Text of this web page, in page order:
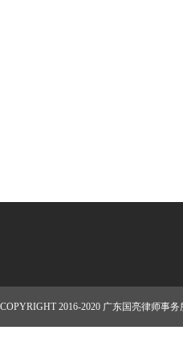
COPYRIGHT 2016-2020 广东国亮律师事务